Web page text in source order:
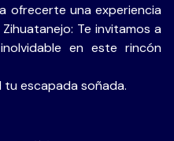
ofrecerte una experiencia
Te invitamos a
en este rincón
tu escapada soñada.